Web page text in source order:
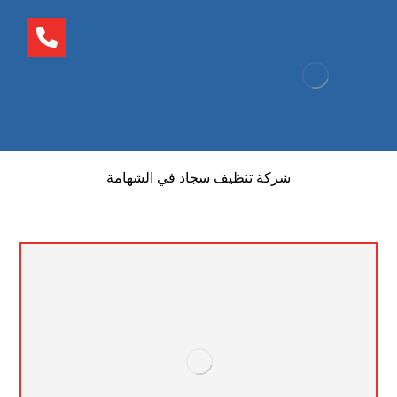
شركة تنظيف سجاد في الشهامة